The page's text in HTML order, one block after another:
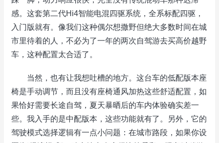
感。这套第二代Hi4智能电混四驱系统，全系标配四驱，
入门版就有。像我们这种偶尔想撒野但绝大多数时间在城
市里待着的人，不必为了一年的两次自驾游去买高价越野
车，这种配置太合适了。
当然，也有让我想吐槽的地方。这台车的低配版本座
椅是手动调节，而且没有座椅通风加热这些舒适配置，如
果恰好需要长途自驾，夏天暴晒后的车内体验确实差一
些。我入手的是中配版本，这些功能就有了。另外，它的
驾驶模式选择逻辑有一点小问题：在城市路段，如果你设